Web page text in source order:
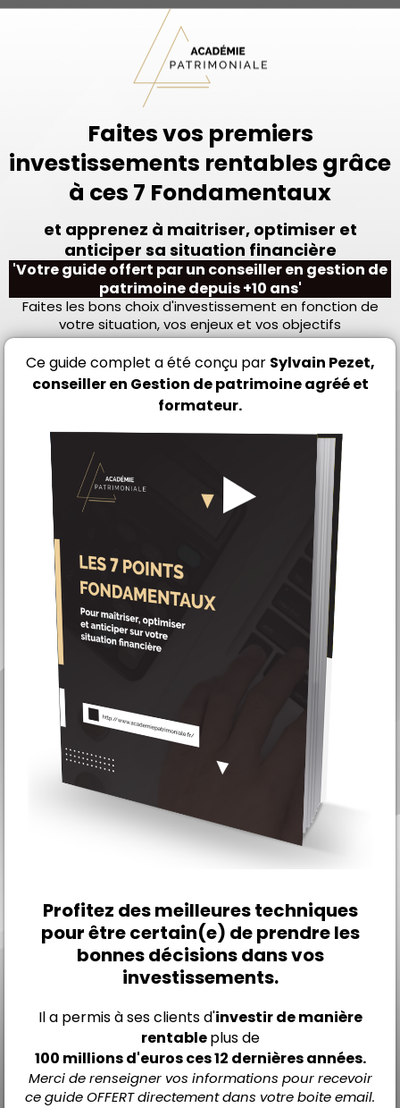
Faites vos premiers
investissements rentables grâce
à ces 7 Fondamentaux
et apprenez à maitriser, optimiser et
anticiper sa situation financière
'Votre guide offert par un conseiller en gestion de
patrimoine depuis +10 ans'
Faites les bons choix d'investissement en fonction de
votre situation, vos enjeux et vos objectifs
Ce guide complet a été conçu par Sylvain Pezet,
conseiller en Gestion de patrimoine agréé et
formateur.
Profitez des meilleures techniques
pour être certain(e) de prendre les
bonnes décisions dans vos
investissements.
Il a permis à ses clients d'investir de manière
rentableplus de
100 millions d'euros ces 12 dernières années.
Merci de renseigner vos informations pour recevoir
ce guide OFFERT directement dans votre boite email.